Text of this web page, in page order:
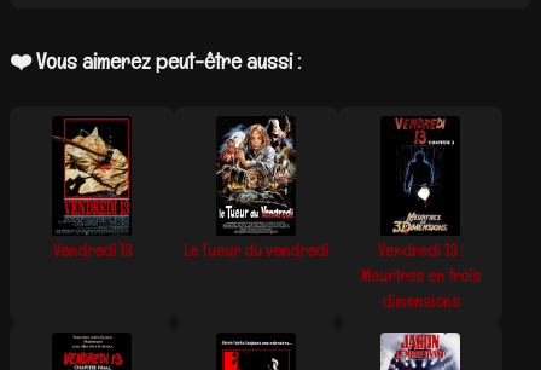
❤️ Vous aimerez peut-être aussi :
Vendredi 13 Le Tueur du vendredi
Vendredi 13 :
Meurtres en trois
dimensions